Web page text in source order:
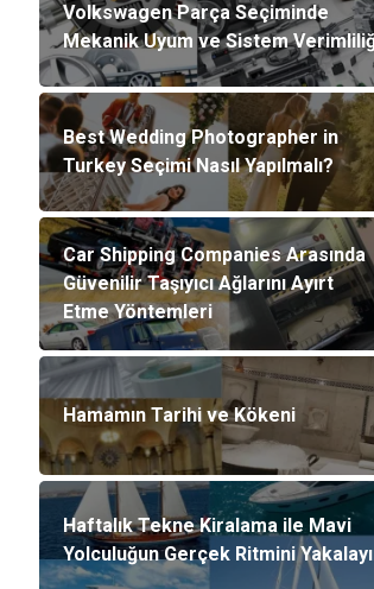
Volkswagen Parça Seçiminde
Mekanik Uyum ve Sistem
Best Wedding Photographer in
Turkey Seçimi Nasıl Yapılmalı?
Car Shipping Companies Arasında
Güvenilir Taşıyıcı Ağlarını Ayırt
Etme Yöntemleri
Hamamın Tarihi ve Kökeni
Haftalık Tekne Kiralama ile Mavi
Yolculuğun Gerçek Ritmini